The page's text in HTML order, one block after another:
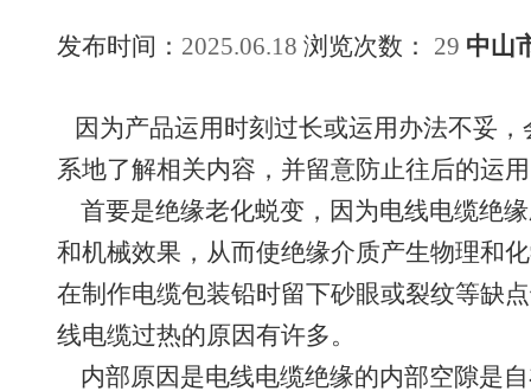
发布时间： 2025.06.18 浏览次数： 29 中山
因为产品运用时刻过长或运用办法不妥
系地了解相关内容，并留意防止往后的运
首要是绝缘老化蜕变，因为电线电缆绝
和机械效果，从而使绝缘介质产生物理和
在制作电缆包装铅时留下砂眼或裂纹等缺
线电缆过热的原因有许多。
内部原因是电线电缆绝缘的内部空隙是